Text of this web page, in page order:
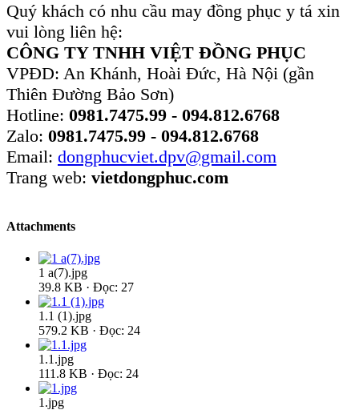
Quý khách có nhu cầu may đồng phục y tá xin
vui lòng liên hệ:
CÔNG TY TNHH VIỆT ĐỒNG PHỤC
VPĐD: An Khánh, Hoài Đức, Hà Nội (gần
Thiên Đường Bảo Sơn)
Hotline: 0981.7475.99 - 094.812.6768
Zalo: 0981.7475.99 - 094.812.6768
Email: dongphucviet.dpv@gmail.com
Trang web: vietdongphuc.com
Attachments
1 a(7).jpg
39.8 KB · Đọc: 27
1.1 (1).jpg
579.2 KB · Đọc: 24
1.1.jpg
111.8 KB · Đọc: 24
1.jpg